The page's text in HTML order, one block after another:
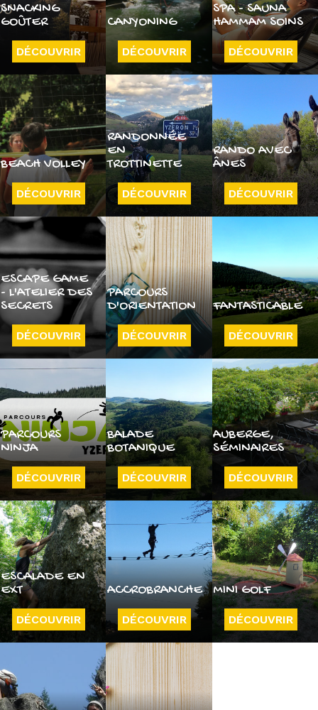
SNACKING
GOÛTER
DÉCOUVRIR
CANYONING
DÉCOUVRIR
SPA - SAUNA
HAMMAM SOINS
DÉCOUVRIR
BEACH VOLLEY
DÉCOUVRIR
RANDONNÉE
EN
TROTTINETTE
DÉCOUVRIR
RANDO AVEC
ÂNES
DÉCOUVRIR
ESCAPE GAME
- L'ATELIER DES
SECRETS
DÉCOUVRIR
PARCOURS
D'ORIENTATION
DÉCOUVRIR
FANTASTICABLE
DÉCOUVRIR
PARCOURS
NINJA
DÉCOUVRIR
BALADE
BOTANIQUE
DÉCOUVRIR
AUBERGE,
SÉMINAIRES
DÉCOUVRIR
ESCALADE EN
EXT
DÉCOUVRIR
ACCROBRANCHE
DÉCOUVRIR
MINI GOLF
DÉCOUVRIR